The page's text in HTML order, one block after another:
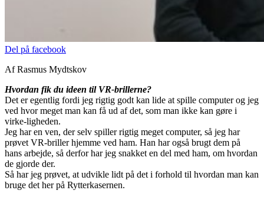
Del på facebook
Af Rasmus Mydtskov
Hvordan fik du ideen til VR-brillerne?
Det er egentlig fordi jeg rigtig godt kan lide at spille computer og jeg
ved hvor meget man kan få ud af det, som man ikke kan gøre i
virke-ligheden.
Jeg har en ven, der selv spiller rigtig meget computer, så jeg har
prøvet VR-briller hjemme ved ham. Han har også brugt dem på
hans arbejde, så derfor har jeg snakket en del med ham, om hvordan
de gjorde der.
Så har jeg prøvet, at udvikle lidt på det i forhold til hvordan man kan
bruge det her på Rytterkasernen.